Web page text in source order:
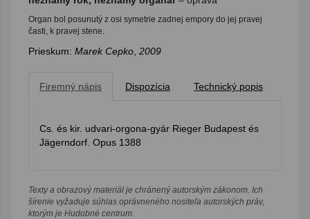
Organ bol posunutý z osi symetrie zadnej empory do jej pravej
časti, k pravej stene.
Prieskum: Marek Cepko 2009
Firemný nápis Dispozícia Technický popis
Cs. és kir. udvari-orgona-gyár Rieger Budapest és
Jägerndorf. Opus 1388
Texty a obrazový materiál je chránený autorským zákonom. Ich
šírenie vyžaduje súhlas oprávneného nositeľa autorských práv,
ktorým je Hudobné centrum.